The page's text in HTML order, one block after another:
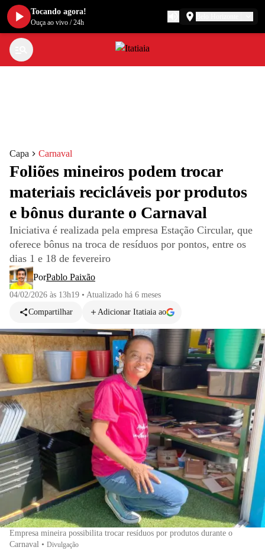
Capa Carnaval
Foliões mineiros podem trocar
materiais recicláveis por produtos
e bônus durante o Carnaval
Iniciativa é realizada pela empresa Estação Circular, que
oferece bônus na troca de resíduos por pontos, entre os
dias 1 e 18 de fevereiro
PorPablo Paixão
04/02/2026 às 13h19 • Atualizado há 6 meses
Compartilhar
Adicionar Itatiaia ao
Empresa mineira possibilita trocar resíduos por produtos durante o
Carnaval • Divulgação
Tocando agora!
Ouça ao vivo /24h